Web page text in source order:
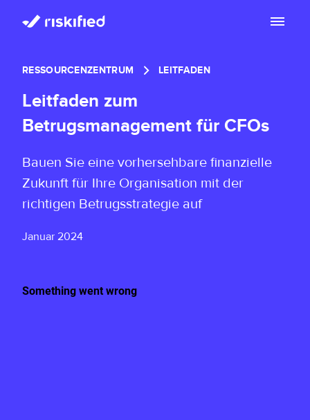
Plattform
Plattform
Adaptive Checkout
Chargeback Guarantee
Dispute Resolve
Kunden
Partners
Ressourcenzentrum
Über uns
Investors
RESSOURCENZENTRUM LEITFADEN
Leitfaden zum
Betrugsmanagement für CFOs
Bauen Sie eine vorhersehbare finanzielle
Zukunft für Ihre Organisation mit der
richtigen Betrugsstrategie auf
Januar 2024